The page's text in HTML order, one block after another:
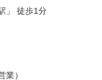
」 徒歩1分
業）